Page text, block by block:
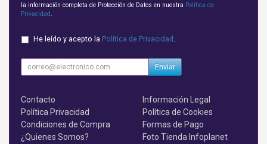
la información completa de Protección de Datos en nuestra Política de
Privacidad
He leído y acepto la Política de Privacidad .
Enviar
Contacto
Información Legal
Política Privacidad
Política de Cookies
Condiciones de Compra
Formas de Pago
¿Quienes Somos?
Foto Tienda Infoplanet